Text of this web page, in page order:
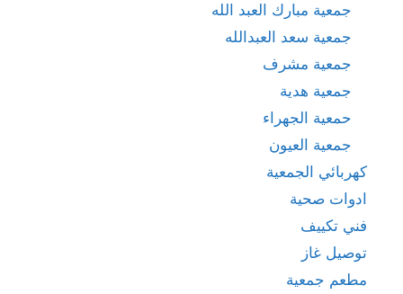
جمعية مبارك العبد الله
جمعية سعد العبدالله
جمعية مشرف
جمعية هدية
حمعية الجهراء
جمعية العيون
كهربائي الجمعية
ادوات صحية
فني تكييف
توصيل غاز
مطعم جمعية